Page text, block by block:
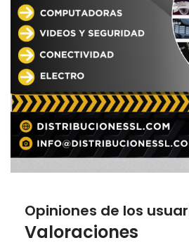
Opiniones de los
Valoraciones